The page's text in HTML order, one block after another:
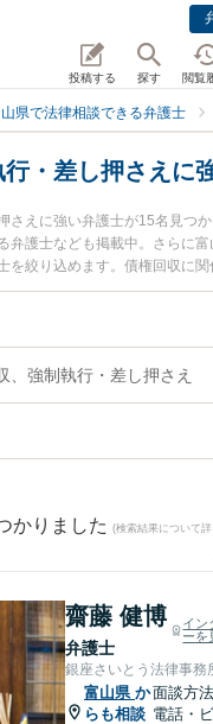
投稿する 探す 閲覧
県で法律相談できる弁護士
・差し押さえに
さえに強い弁護士が15名見つ
弁護士なども掲載中。さらに
を絞り込めます。債権回収に
中断等の細かな分野での絞り
徹弁護士や江藤法律事務所の
談したい』『強制執行・差し押
を検索したい』『初回相談無
県内の弁護士に相談予約したい
、強制執行・差し押さえ
かりました (検索結果について詳
齋藤 健博
弁護士
イン
ーを
銀座さいとう法律事務
富山県 か
らも相談
面談方
電話・